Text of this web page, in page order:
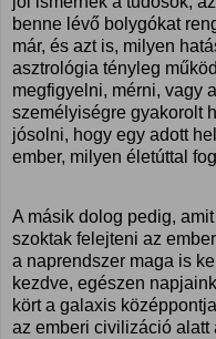
benne lévő bolygókat
már, és azt is, milyen
asztrológia tényleg
megfigyelni, mérni, vagy
személyiségre gyakorolt
jósolni, hogy egy adott
ember, milyen életúttal
A másik dolog pedig,
szoktak felejteni az
a naprendszer maga is
kezdve, egészen
kört a galaxis
az emberi civilizáció alatt